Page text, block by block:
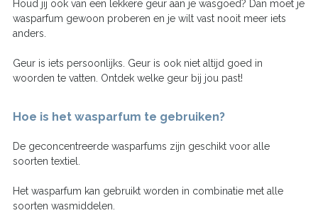
Houd jij ook van een lekkere geur aan je wasgoed? Dan moet je
wasparfum gewoon proberen en je wilt vast nooit meer iets
anders.
Geur is iets persoonlijks. Geur is ook niet altijd goed in
woorden te vatten. Ontdek welke geur bij jou past!
Hoe is het wasparfum te gebruiken?
De geconcentreerde wasparfums zijn geschikt voor alle
soorten textiel.
Het wasparfum kan gebruikt worden in combinatie met alle
soorten wasmiddelen.